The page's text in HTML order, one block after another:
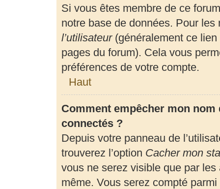
Si vous êtes membre de ce
notre base de données. Pour
l’utilisateur(généralement ce lien
pages du forum). Cela vous
préférences de votre compte.
Haut
Comment empêcher mon
connectés ?
Depuis votre panneau de
trouverez l’option Cacher mon
vous ne serez visible que par
même. Vous serez compté